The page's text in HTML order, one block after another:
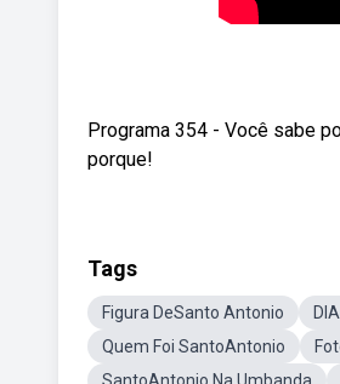
Programa 354 - Você sabe
porque!
Tags
Figura DeSanto Antonio
Quem Foi SantoAntonio